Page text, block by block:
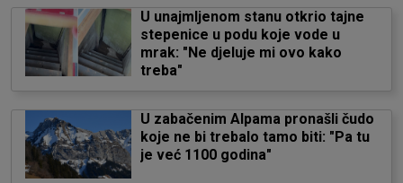
U unajmljenom stanu otkrio tajne
stepenice u podu koje vode u
mrak: "Ne djeluje mi ovo kako
treba"
U zabačenim Alpama pronašli čudo
koje ne bi trebalo tamo biti: "Pa tu
je već 1100 godina"